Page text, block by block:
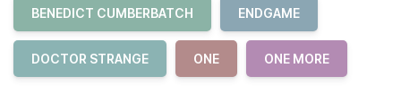
BENEDICT CUMBERBATCH ENDGAME
DOCTOR STRANGE ONE ONE MORE